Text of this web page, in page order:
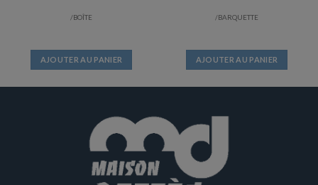
/BOÎTE
AJOUTER AU PANIER
/BARQUETTE
AJOUTER AU PANIER